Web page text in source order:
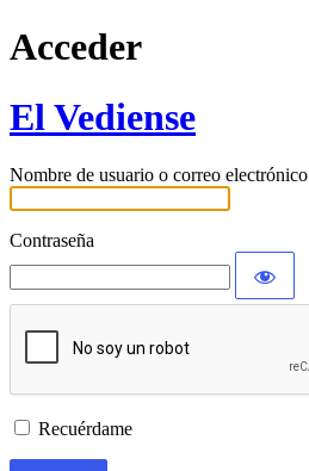
Acceder
El Vediense
Nombre de usuario o correo electrónico
Contraseña
Recuérdame